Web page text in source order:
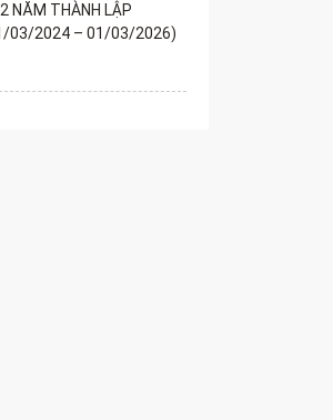
NĂM THÀNH LẬP
03/2024 – 01/03/2026)